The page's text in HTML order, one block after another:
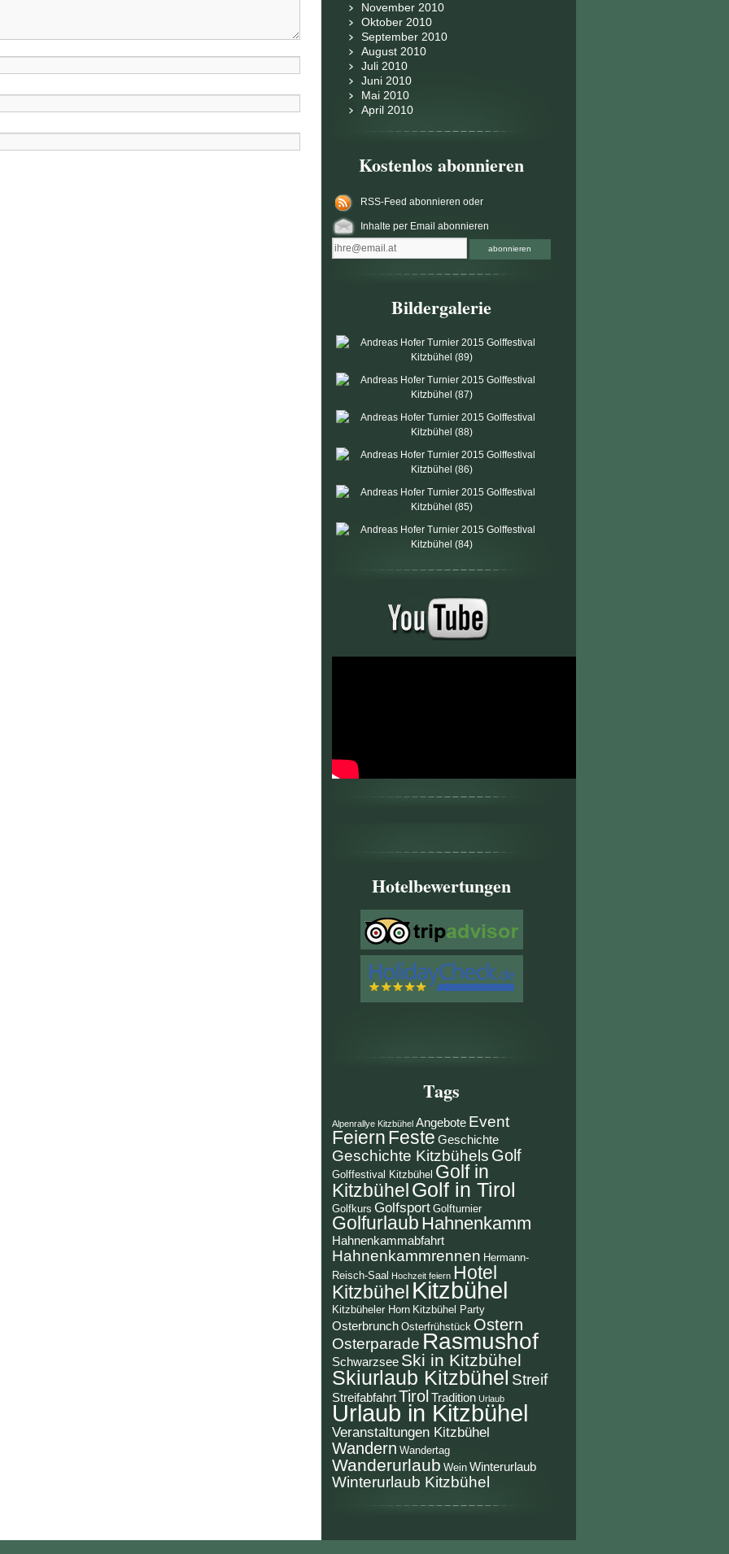
November 2010
Oktober 2010
September 2010
August 2010
Juli 2010
Juni 2010
Mai 2010
April 2010
Kostenlos abonnieren
RSS-Feed abonnieren oder
Inhalte per Email abonnieren
Bildergalerie
Hotelbewertungen
Tags
Alpenrallye Kitzbühel Angebote Event
Feiern Feste Geschichte
Geschichte Kitzbühels Golf
Golffestival Kitzbühel Golf in
Kitzbühel Golf in Tirol
Golfkurs Golfsport Golfturnier
Golfurlaub Hahnenkamm
Hahnenkammabfahrt
Hahnenkammrennen Hermann-
Reisch-Saal Hochzeit feiern Hotel
Kitzbühel Kitzbühel
Kitzbüheler Horn Kitzbühel Party
Osterbrunch Osterfrühstück Ostern
Osterparade Rasmushof
Schwarzsee Ski in Kitzbühel
Skiurlaub Kitzbühel Streif
Streifabfahrt Tirol Tradition Urlaub
Urlaub in Kitzbühel
Veranstaltungen Kitzbühel
Wandern Wandertag
Wanderurlaub Wein Winterurlaub
Winterurlaub Kitzbühel